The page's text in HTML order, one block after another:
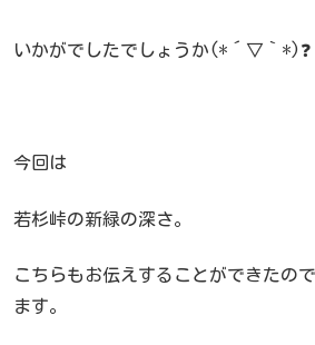
いかがでしたでしょうか(*´▽｀*)❓
今回は
若杉峠の新緑の深さ。
こちらもお伝えすることができたの
ます。